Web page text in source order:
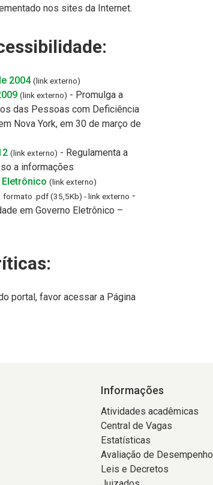
nos sites da Internet.
2004 (link externo)
(link externo) - Promulga a
das Pessoas com Deficiência
Nova York, em 30 de março de
(link externo) - Regulamenta a
a informações
(link externo)
formato .pdf (35,5Kb) - link externo -
em Governo Eletrônico –
portal, favor acessar a Página
Informações
Atividades acadêmicas
Central de Vagas
Estatísticas
Avaliação de Desempenho
Leis e Decretos